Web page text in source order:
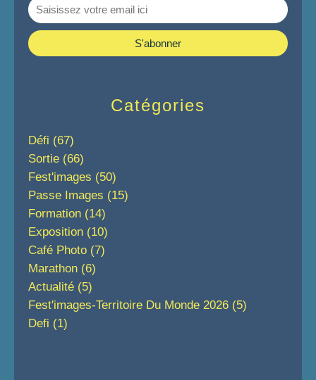
Catégories
Défi (67)
Sortie (66)
Fest'images (50)
Passe Images (15)
Formation (14)
Exposition (10)
Café Photo (7)
Marathon (6)
Actualité (5)
Fest'images-Territoire Du Monde 2026 (5)
Defi (1)